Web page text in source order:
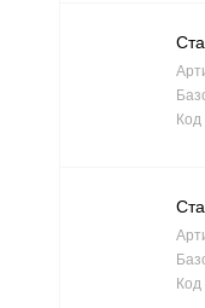
Код
Код